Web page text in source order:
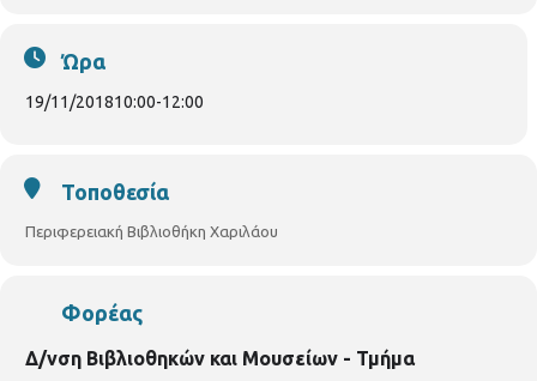
324666
https://thessaloniki.gr/locations/βιβλιοθήκη-χαριλάου/
https://www.facebook.com/perifereiakivivliothikixarilaou?ref=hl
Ώρα
19/11/201810:00-12:00
Τοποθεσία
Περιφερειακή Βιβλιοθήκη Χαριλάου
Φορέας
Δ/νση Βιβλιοθηκών και Μουσείων - Τμήμα